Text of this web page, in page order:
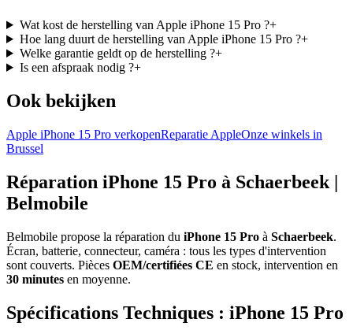
Wat kost de herstelling van Apple iPhone 15 Pro ?+
Hoe lang duurt de herstelling van Apple iPhone 15 Pro ?+
Welke garantie geldt op de herstelling ?+
Is een afspraak nodig ?+
Ook bekijken
Apple iPhone 15 Pro verkopenReparatie AppleOnze winkels in
Brussel
Réparation iPhone 15 Pro à Schaerbeek |
Belmobile
Belmobile propose la réparation du iPhone 15 Pro à Schaerbeek.
Écran, batterie, connecteur, caméra : tous les types d'intervention
sont couverts. Pièces OEM/certifiées CE en stock, intervention en
30 minutes en moyenne.
Spécifications Techniques : iPhone 15 Pro